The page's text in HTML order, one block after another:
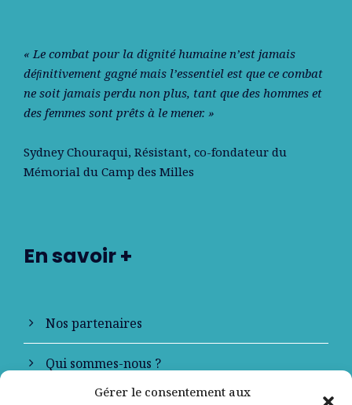
Gérer le consentement aux
« Le combat pour la dignité humaine n’est jamais
déﬁnitivement gagné mais l’essentiel est que ce combat
ne soit jamais perdu non plus, tant que des hommes et
des femmes sont prêts à le mener. »
Sydney Chouraqui, Résistant, co-fondateur du
Mémorial du Camp des Milles
En savoir +
Nos partenaires
Qui sommes-nous ?